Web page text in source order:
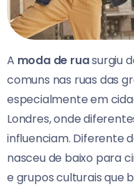
A moda de ruasurgiu
comuns nas ruas das
especialmente em
Londres, onde
influenciam. Diferente
nasceu de baixo para
e grupos culturais que